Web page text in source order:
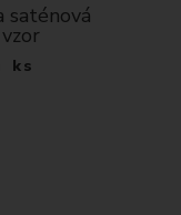
saténová
ks